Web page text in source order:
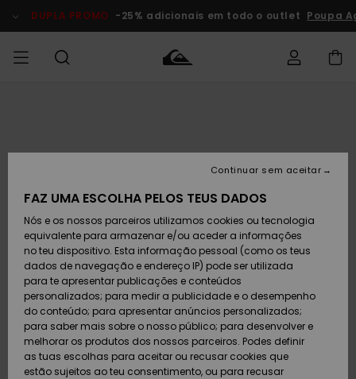
do
DUPLA PROMO -25% adicionais em todo o outlet Poupa
Calçado e
chinelos
Surfe/água
Snow
MENINO
Calçado e
chinelos
Surfe/água
Neve
MULHER
chegados
Highlights
Snow
SURF
Crianças
Highlights
Community
SNOW
Artigos
Criança
Snow Shop
Feminino
Highlights
DUPLA
PROMO
Criança
Outlet
Mulher
Devoluções
Pagamento
Cartão
presente
Quiksilver
Freedom
FAZ UMA ESCOLHA PELOS TEUS DADOS
Nós e os nossos parceiros utilizamos cookies ou tecnologia
equivalente para armazenar e/ou aceder a informações
no teu dispositivo. Esta informação pessoal (como os teus
dados de navegação e endereço IP) pode ser utilizada
para te apresentar publicações e conteúdos
personalizados; para medir a publicidade e o desempenho
do conteúdo; para apresentar anúncios personalizados;
para saber mais sobre o nosso público; para desenvolver e
melhorar os produtos dos nossos parceiros. Podes definir
as tuas escolhas para aceitar ou recusar cookies que
estão sujeitos ao teu consentimento, ou para recusar
Continuar sem aceitar